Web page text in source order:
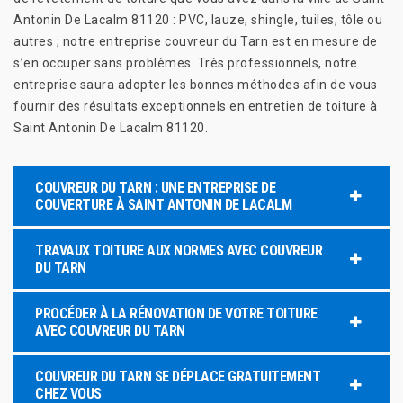
Antonin De Lacalm 81120 : PVC, lauze, shingle, tuiles, tôle ou
autres ; notre entreprise couvreur du Tarn est en mesure de
s’en occuper sans problèmes. Très professionnels, notre
entreprise saura adopter les bonnes méthodes afin de vous
fournir des résultats exceptionnels en entretien de toiture à
Saint Antonin De Lacalm 81120.
COUVREUR DU TARN : UNE ENTREPRISE DE
COUVERTURE À SAINT ANTONIN DE LACALM
TRAVAUX TOITURE AUX NORMES AVEC COUVREUR
DU TARN
PROCÉDER À LA RÉNOVATION DE VOTRE TOITURE
AVEC COUVREUR DU TARN
COUVREUR DU TARN SE DÉPLACE GRATUITEMENT
CHEZ VOUS